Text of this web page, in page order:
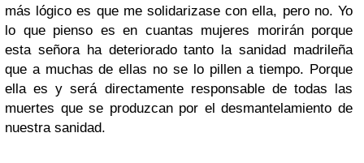
más lógico es que me solidarizase con ella, pero no. Yo
lo que pienso es en cuantas mujeres morirán porque
esta señora ha deteriorado tanto la sanidad madrileña
que a muchas de ellas no se lo pillen a tiempo. Porque
ella es y será directamente responsable de todas las
muertes que se produzcan por el desmantelamiento de
nuestra sanidad.